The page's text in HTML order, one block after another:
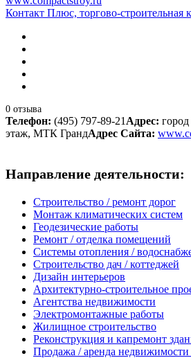
Контакт Плюс, торгово-строительная
0 отзыва
Телефон: (495) 797-89-21 Адрес:
этаж, МТК ГрандАдрес Сайта:
Направление деятельности:
Строительство / ремонт дорог
Монтаж климатических систем
Геодезические работы
Ремонт / отделка помещений
Системы отопления /
Строительство дач / коттеджей
Дизайн интерьеров
Архитектурно-строительное
Агентства недвижимости
Электромонтажные работы
Жилищное строительство
Реконструкция и капремонт
Продажа / аренда недвижимости